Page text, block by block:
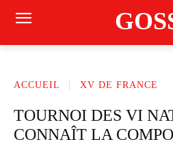
ACCUEIL XV DE FRANCE
TOURNOI DES VI
CONNAÎT LA